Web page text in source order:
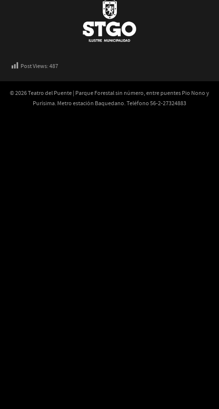
Post Views:487
© 2026 Teatro del Puente | Parque Forestal sin número, entre puentes Pio Nono y
Purísima. Metro estación Baquedano. Teléfono 56-2-27324883